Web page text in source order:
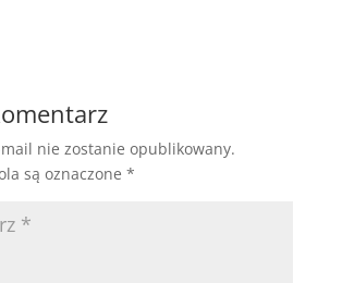
nie zostanie opublikowany.
są oznaczone *